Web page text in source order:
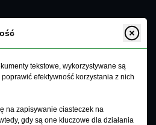
tekstowe, wykorzystywane są
efektywność korzystania z nich
na zapisywanie ciasteczek na
gdy są one kluczowe dla działania